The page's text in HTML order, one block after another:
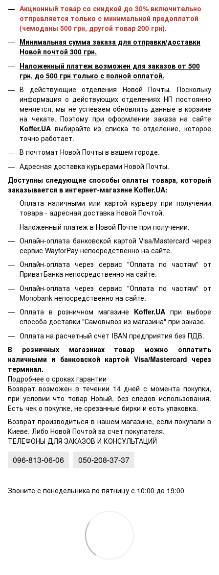
Акционный товар со скидкой до 30% включительно
отправляется только с минимальной предоплатой
(чемоданы 500 грн, другой товар 200 грн).
Минимальная сумма заказа для отправки/доставки
Новой почтой 300 грн.
Наложенный платеж возможен для заказов от 500
грн, до 500 грн только с полной оплатой.
В действующие отделения Новой Почты. Поскольку
информация о действующих отделениях НП постоянно
меняется, мы не успеваем обновлять данные в корзине
на чекате. Поэтому при оформлении заказа на сайте
Koffer.UA выбирайте из списка то отделение, которое
точно работает.
В почтомат Новой Почты в вашем городе.
Адресная доставка курьерами Новой Почты.
Доступны следующие способы оплаты товара, который
заказывается в интернет-магазине Koffer.UA:
Оплата наличными или картой курьеру при получении
товара - адресная доставка Новой Почтой.
Наложенный платеж в Новой Почте при получении.
Онлайн-оплата банковской картой Visa/Mastercard через
сервис WayforPay непосредственно на сайте.
Онлайн-оплата через сервис "Оплата по частям" от
ПриватБанка непосредственно на сайте.
Онлайн-оплата через сервис "Оплата по частям" от
Monobank непосредственно на сайте.
Оплата в розничном магазине Koffer.UA при выборе
способа доставки "Самовывоз из магазина" при заказе.
Оплата на расчетный счет IBAN предприятия без ПДВ.
В розничных магазинах товар можно оплатить
наличными и банковской картой Visa/Mastercard через
терминал.
Подробнее о сроках гарантии
Возврат возможен в течении 14 дней с момента покупки,
при условии что товар Новый, без следов использования.
Есть чек о покупке, не срезанные бирки и есть упаковка.
Возврат производиться в нашем магазине, если покупали в
Киеве. Либо Новой Почтой за счет покупателя.
ТЕЛЕФОНЫ ДЛЯ ЗАКАЗОВ И КОНСУЛЬТАЦИЙ
096-813-06-06 050-208-37-37
Звоните с понедельника по пятницу с 10:00 до 19:00